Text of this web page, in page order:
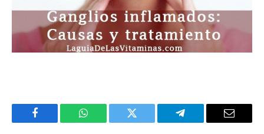
Facebook WhatsApp Twitter Telegram Email